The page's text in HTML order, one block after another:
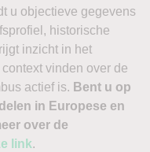
u objectieve gegevens
historische
inzicht in het
vinden over de
actief is. Bent u op
in Europese en
over de
link.